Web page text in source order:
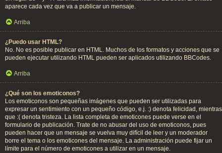
aparece cada vez que va a publicar un mensaje.
Arriba
¿Puedo usar HTML?
No. No es posible publicar en HTML. Muchos de los formatos y acciones que se
pueden ejecutar utilizando HTML pueden ser aplicados utilizando BBCodes.
Arriba
¿Qué son los emoticonos?
Los emoticonos son pequeñas imágenes que pueden ser utilizadas para
expresar un sentimiento con un pequeño código, e.j. :) denota felicidad, mientras
que :( denota tristeza. La lista completa de emoticones puede verse en el
formulario de publicación. Trate de no abusar del uso de emoticonos, pues
pueden hacer que un mensaje se vuelva muy difícil de leer y un moderador
borre el tema o los emoticones del mensaje. La administración puede fijar un
límite para el número de emoticones a utilizar en un mensaje.